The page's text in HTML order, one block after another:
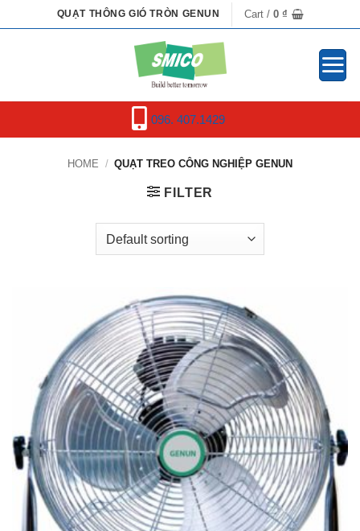
to
QUẠT THÔNG GIÓ TRÒN GENUN Cart / 0 ₫
096. 407.1429
HOME / QUẠT TREO CÔNG NGHIỆP GENUN
FILTER